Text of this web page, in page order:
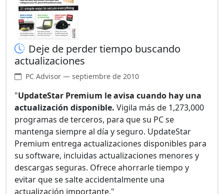
Deje de perder tiempo buscando
actualizaciones
PC Advisor — septiembre de 2010
"UpdateStar Premium le avisa cuando hay una
actualización disponible. Vigila más de 1,273,000
programas de terceros, para que su PC se
mantenga siempre al día y seguro. UpdateStar
Premium entrega actualizaciones disponibles para
su software, incluidas actualizaciones menores y
descargas seguras. Ofrece ahorrarle tiempo y
evitar que se salte accidentalmente una
actualización importante."